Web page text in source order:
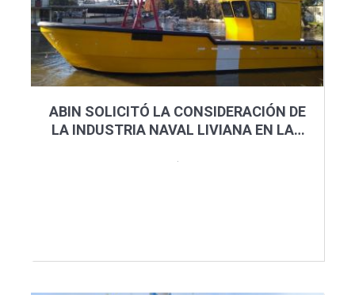
ABIN SOLICITÓ LA CONSIDERACIÓN DE
LA INDUSTRIA NAVAL LIVIANA EN LAS